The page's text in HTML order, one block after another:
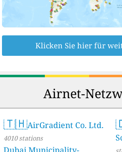
Klicken Sie hier für
Airnet-
🇹🇭AirGradient Co. Ltd.
4010 stations